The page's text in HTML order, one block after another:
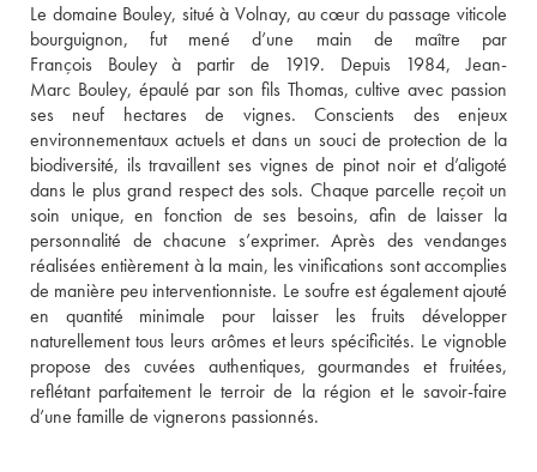
Le domaine Bouley, situé à Volnay, au cœur du passage viticole
bourguignon, fut mené d’une main de maître par
François Bouley à partir de 1919. Depuis 1984, Jean-
Marc Bouley, épaulé par son fils Thomas, cultive avec passion
ses neuf hectares de vignes. Conscients des enjeux
environnementaux actuels et dans un souci de protection de la
biodiversité, ils travaillent ses vignes de pinot noir et d’aligoté
dans le plus grand respect des sols. Chaque parcelle reçoit un
soin unique, en fonction de ses besoins, afin de laisser la
personnalité de chacune s’exprimer. Après des vendanges
réalisées entièrement à la main, les vinifications sont accomplies
de manière peu interventionniste. Le soufre est également ajouté
en quantité minimale pour laisser les fruits développer
naturellement tous leurs arômes et leurs spécificités. Le vignoble
propose des cuvées authentiques, gourmandes et fruitées,
reflétant parfaitement le terroir de la région et le savoir-faire
d’une famille de vignerons passionnés.